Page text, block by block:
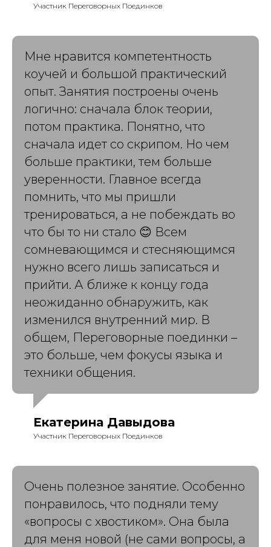
Участник Переговорных Поединков
Мне нравится компетентность
коучей и большой практический
опыт. Занятия построены очень
логично: сначала блок теории,
потом практика. Понятно, что
сначала идет со скрипом. Но чем
больше практики, тем больше
уверенности. Главное всегда
помнить, что мы пришли
тренироваться, а не побеждать во
что бы то ни стало 😊 Всем
сомневающимся и стесняющимся
нужно всего лишь записаться и
прийти. А ближе к концу года
неожиданно обнаружить, как
изменился внутренний мир. В
общем, Переговорные поединки –
это больше, чем фокусы языка и
техники общения.
Екатерина Давыдова
Участник Переговорных Поединков
Очень полезное занятие. Особенно
понравилось, что подняли тему
«вопросы с хвостиком». Она была
для меня новой (не сами вопросы, а